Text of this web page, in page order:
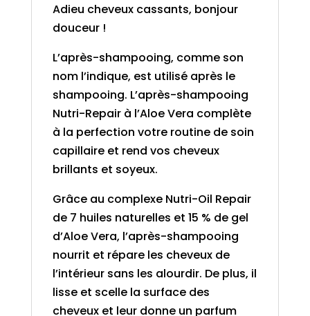
Adieu cheveux cassants, bonjour
douceur !
L’après-shampooing, comme son
nom l’indique, est utilisé après le
shampooing. L’après-shampooing
Nutri-Repair à l’Aloe Vera complète
à la perfection votre routine de soin
capillaire et rend vos cheveux
brillants et soyeux.
Grâce au complexe Nutri-Oil Repair
de 7 huiles naturelles et 15 % de gel
d’Aloe Vera, l’après-shampooing
nourrit et répare les cheveux de
l’intérieur sans les alourdir. De plus, il
lisse et scelle la surface des
cheveux et leur donne un parfum